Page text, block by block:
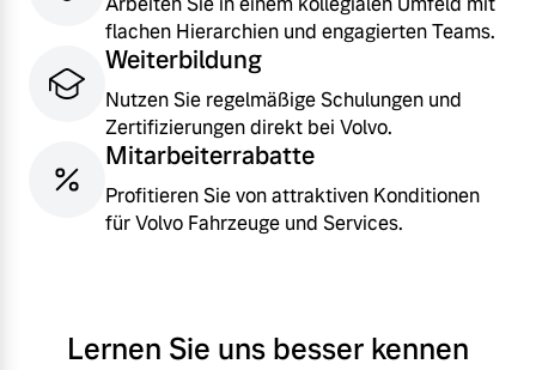
Mehr erfahren
Versicherung
flachen Hierarchien und engagierten Teams.
Weiterbildung
Nutzen Sie regelmäßige Schulungen und
Zertifizierungen direkt bei Volvo.
Mitarbeiterrabatte
Profitieren Sie von attraktiven Konditionen
für Volvo Fahrzeuge und Services.
Lernen Sie uns besser kennen